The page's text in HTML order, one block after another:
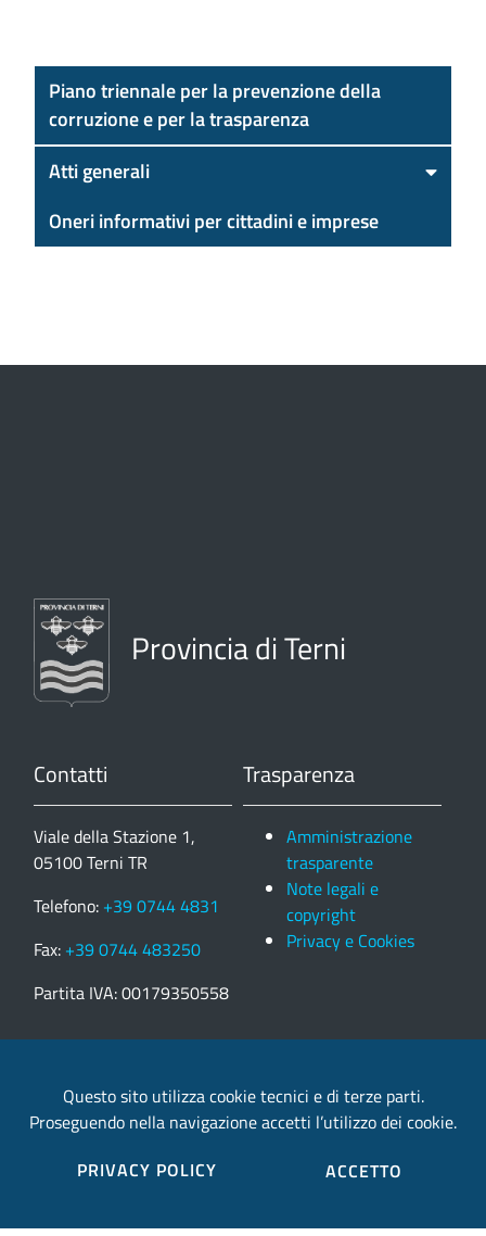
Piano triennale per la prevenzione della
corruzione e per la trasparenza
Atti generali
Oneri informativi per cittadini e imprese
Provincia di Terni
Contatti
Viale della Stazione 1,
05100 Terni TR
Telefono: +39 0744 4831
Fax: +39 0744 483250
Partita IVA: 00179350558
Trasparenza
Amministrazione
trasparente
Note legali e
copyright
Privacy e Cookies
Credits
Questo sito utilizza cookie tecnici e di terze parti.
Proseguendo nella navigazione accetti l’utilizzo dei cookie.
PRIVACY POLICY
ACCETTO